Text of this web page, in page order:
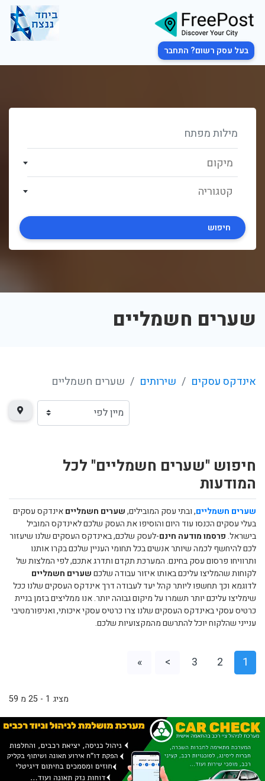
בעל עסק רשום? התחבר
מיקום
קטגוריה
חיפוש
שערים חשמליים
אינדקס עסקים שירותים שערים חשמליים
חיפוש "שערים חשמליים" לכל
המודעות
שערים חשמליים, ובתי עסק המובילים,שערים חשמלייםאינדקס עסקים
בעלי עסקים הכנסו עוד היום והוסיפו את העסק שלכם לאינדקס המוביל
בישראל.פרסמו מודעה חינם-לעסק שלכם, באינדקס העסקים שלנו שיעזור
לכם להיחשף לכמה שיותר אנשים בכל תחומי העניין שלכם בקרו אותנו
ותרוויחו פרסום עסק בחינם. המערכת תקדם ותדרג אתכם, לפי המלצות של
לקוחות שהמליצו עליכם באותו איזור עבודה שלכםשערים חשמליים
לדוגמא וכך תחשפו ליותר קהל יעד לעבודה דרך אינדקס העסקים שלנו ככל
שימליצו עליכם יותר תשמרו על מיקום גבוהה יותר. אנו ממליצים בזמן בניית
כרטיס עסקי באינדקס העסקים שלנו צרו כרטיס עסקי איכותי, ואניפורמטיבי
ענייני שהלקוח יוכל להתרשם מהמקצועיות שלכם.
1
2
3
>
»
מציג 1 - 25 מ 59